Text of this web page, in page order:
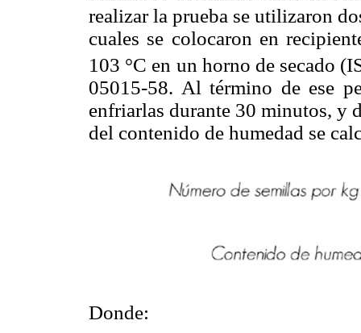
realizar la prueba se utilizaron
cuales se colocaron en
103 °C en un horno de secado
05015-58. Al término de ese
enfriarlas durante 30 minutos, y
del contenido de humedad se
Donde: